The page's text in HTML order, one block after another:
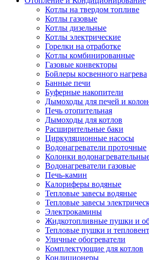
Котлы на твердом топливе
Котлы газовые
Котлы дизельные
Котлы электрические
Горелки на отработке
Котлы комбинированные
Газовые конвекторы
Бойлеры косвенного нагрева
Банные печи
Буферные накопители
Дымоходы для печей и
Печь отопительная
Дымоходы для котлов
Расширительные баки
Циркуляционные насосы
Водонагреватели проточные
Колонки
Водонагреватели газовые
Печь-камин
Калориферы водяные
Тепловые завесы водяные
Тепловые завесы
Электрокамины
Жидкотопливные пушки и
Тепловые пушки и
Уличные обогреватели
Комплектующие для котлов
Кондиционеры